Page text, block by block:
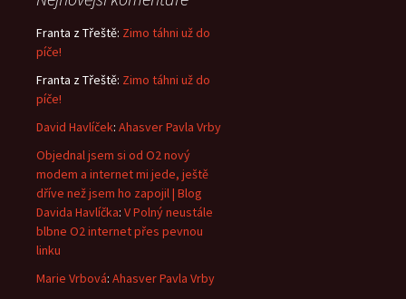
Franta z Třeště: Zimo táhni už do
píče!
Franta z Třeště: Zimo táhni už do
píče!
David Havlíček: Ahasver Pavla Vrby
Objednal jsem si od O2 nový
modem a internet mi jede, ještě
dříve než jsem ho zapojil | Blog
Davida Havlíčka: V Polný neustále
blbne O2 internet přes pevnou
linku
Marie Vrbová: Ahasver Pavla Vrby